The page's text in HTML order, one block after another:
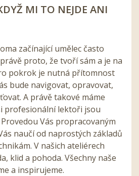
MI TO NEJDE ANI
začínající umělec často
proto, že tvoří sám a je na
pokrok je nutná přítomnost
bude navigovat, opravovat,
A právě takové máme
profesionální lektoři jsou
Vás propracovaným
naučí od naprostých základů
V našich ateliérech
klid a pohoda. Všechny naše
a inspirujeme.